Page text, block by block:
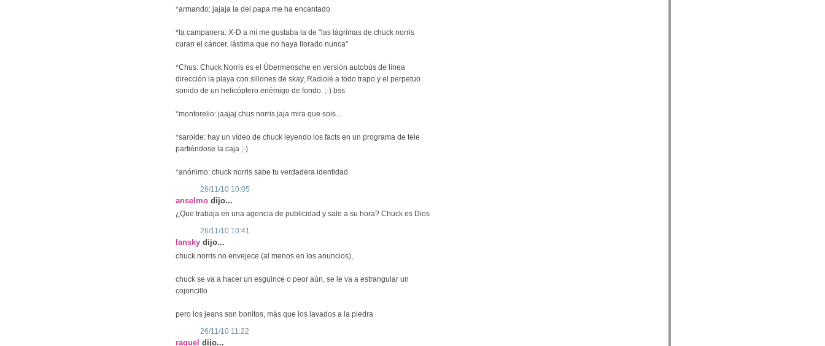
*armando: jajaja la del papa me ha encantado
*la campanera: X-D a mí me gustaba la de "las lágrimas de chuck norris
curan el cáncer. lástima que no haya llorado nunca"
*Chus: Chuck Norris es el Úbermensche en versión autobús de línea
dirección la playa con sillones de skay, Radiolé a todo trapo y el perpetuo
sonido de un helicóptero enémigo de fondo. ;-) bss
*montorelio: jaajaj chus norris jaja mira que sois...
*saroide: hay un vídeo de chuck leyendo los facts en un programa de tele
partiéndose la caja ;-)
*anónimo: chuck norris sabe tu verdadera identidad
26/11/10 10:05
anselmo dijo...
¿Que trabaja en una agencia de publicidad y sale a su hora? Chuck es Dios
26/11/10 10:41
lansky dijo...
chuck norris no envejece (al menos en los anuncios),
chuck se va a hacer un esguince o peor aún, se le va a estrangular un
cojoncillo
pero los jeans son bonitos, más que los lavados a la piedra
26/11/10 11:22
raquel dijo...